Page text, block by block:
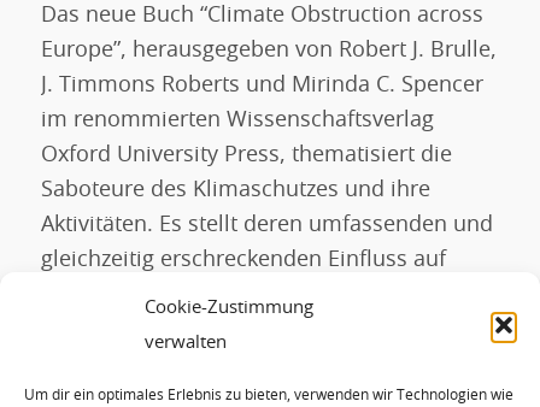
Cookie-Zustimmung
verwalten
Um dir ein optimales Erlebnis zu bieten, verwenden wir Technologien wie
Das neue Buch “Climate Obstruction across
Europe”, herausgegeben von Robert J. Brulle,
J. Timmons Roberts und Mirinda C. Spencer
im renommierten Wissenschaftsverlag
Oxford University Press, thematisiert die
Saboteure des Klimaschutzes und ihre
Aktivitäten. Es stellt deren umfassenden und
gleichzeitig erschreckenden Einfluss auf
Politik und Gesellschaft heraus. Das
komplexe Zusammenwirken von
zivilgesellschaftlichen Organisationen und